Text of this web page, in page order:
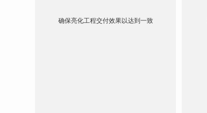
确保亮化工程交付效果以达到一致